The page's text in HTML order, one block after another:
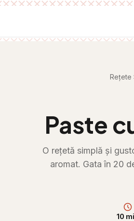
Rețete
Paste
O rețetă simplă și
aromat. Gata în 20
10